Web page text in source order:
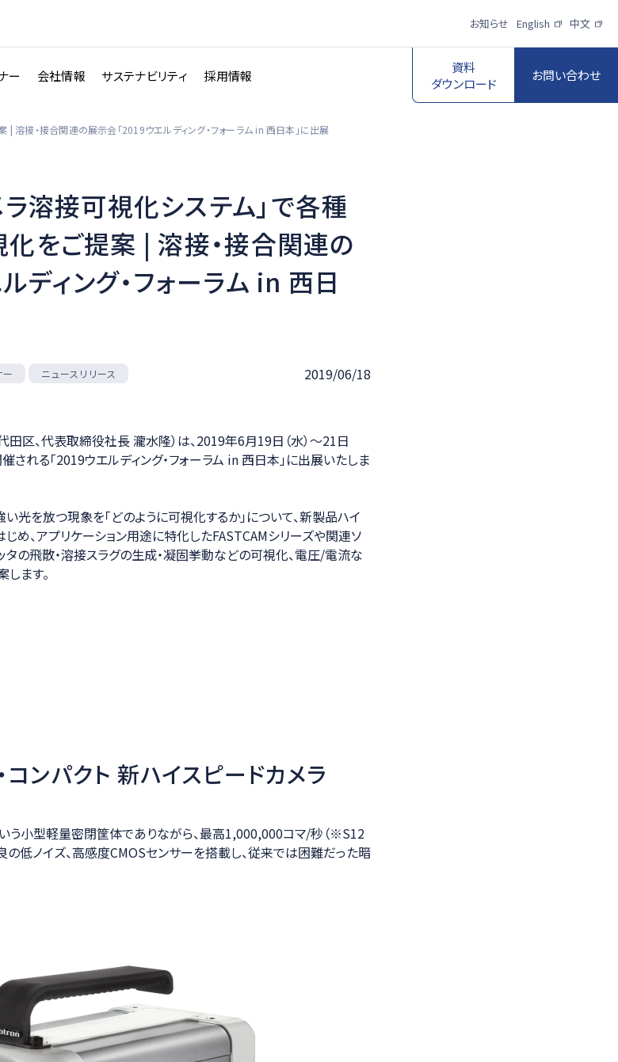
ー 会社情報 サステナビリティ 採用情報
資料
ダウンロード
お問い合わせ
お知らせ English 中文
サービス 講義収録・
画配信システム
一覧を見る
スポーツ映像伝
送・制作プロダク
ションサービス
一覧を見る
光学計測ソリューション
溶接・接合関連の展示会「2019ウエルディング・フォーラム in 西日本」に出展
ラ溶接可視化システム」で各種
をご提案 | 溶接・接合関連の
ディング・フォーラム in 西日
ー ニュースリリース 2019/06/18
田区、代表取締役社長 瀧水隆）は、2019年6月19日（水）～21日
される「2019ウエルディング・フォーラム in 西日本」に出展いたしま
光を放つ現象を「どのように可視化するか」について、新製品ハイ
じめ、アプリケーション用途に特化したFASTCAMシリーズや関連ソ
タの飛散・溶接スラグの生成・凝固挙動などの可視化、電圧/電流な
ます。
コンパクト 新ハイスピードカメラ
小型軽量密閉筐体でありながら、最高1,000,000コマ/秒（※S12
の低ノイズ、高感度CMOSセンサーを搭載し、従来では困難だった暗